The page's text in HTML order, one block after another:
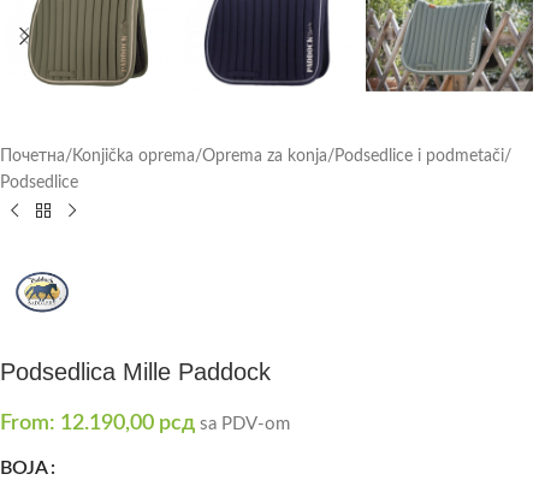
Почетна/ Konjička oprema/Oprema za konja/ Podsedlice i podmetači/
Podsedlice
Podsedlica Mille Paddock
From: 12.190,00 рсд sa PDV-om
BOJA